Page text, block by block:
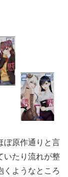
ぼ原作通りと言
いたり流れが整
くようなところ